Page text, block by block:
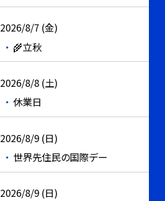
2026/8/7 (金)
🌾立秋
2026/8/8 (土)
休業日
2026/8/9 (日)
世界先住民の国際デー
2026/8/9 (日)